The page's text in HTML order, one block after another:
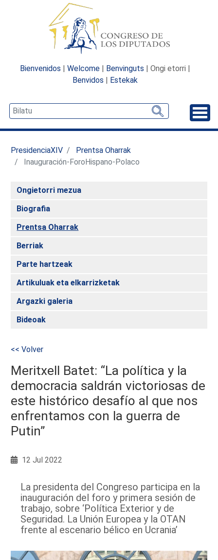
Bienvenidos | Welcome | Benvinguts | Ongi etorri |
Benvidos | Estekak
PresidenciaXIV
Prentsa Oharrak
Inauguración-ForoHispano-Polaco
Ongietorri mezua
Biografia
Prentsa Oharrak
Berriak
Parte hartzeak
Artikuluak eta elkarrizketak
Argazki galeria
Bideoak
<< Volver
Meritxell Batet: “La política y la
democracia saldrán victoriosas de
este histórico desafío al que nos
enfrentamos con la guerra de
Putin”
12 Jul 2022
La presidenta del Congreso participa en la
inauguración del foro y primera sesión de
trabajo, sobre ‘Política Exterior y de
Seguridad. La Unión Europea y la OTAN
frente al escenario bélico en Ucrania’